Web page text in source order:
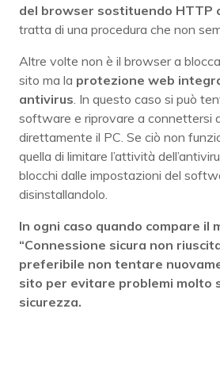
del browser sostituendo HTTP
tratta di una procedura che non
Altre volte non è il browser a
sito ma la protezione web
antivirus . In questo caso si può
software e riprovare a connettersi
direttamente il PC. Se ciò non
quella di limitare l’attività
blocchi dalle impostazioni del
disinstallandolo.
In ogni caso quando compare il
“Connessione sicura non
preferibile non tentare
sito per evitare problemi molto
sicurezza.